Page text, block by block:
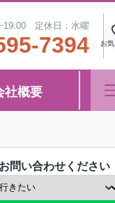
定休日：水曜
7394 お
社概要
問い合わせください